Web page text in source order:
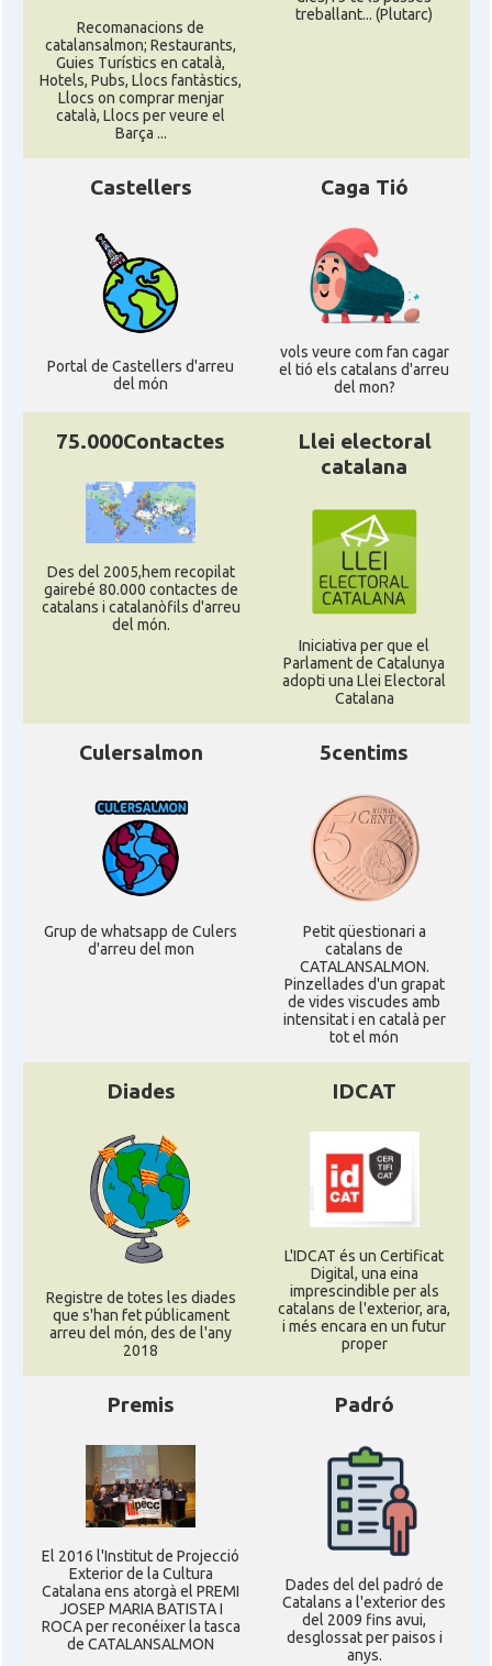
Recomanacions de
catalansalmon; Restaurants,
Guies Turístics en català,
Hotels, Pubs, Llocs fantàstics,
Llocs on comprar menjar
català, Llocs per veure el
Barça ...
treballant... (Plutarc)
Castellers
Portal de Castellers d'arreu
del món
Caga Tió
vols veure com fan cagar
el tió els catalans d'arreu
del mon?
75.000Contactes
Des del 2005,hem recopilat
gairebé 80.000 contactes de
catalans i catalanòfils d'arreu
del món.
Llei electoral
catalana
Iniciativa per que el
Parlament de Catalunya
adopti una Llei Electoral
Catalana
Culersalmon
Grup de whatsapp de Culers
d'arreu del mon
5centims
Petit qüestionari a
catalans de
CATALANSALMON.
Pinzellades d'un grapat
de vides viscudes amb
intensitat i en català per
tot el món
Diades
Registre de totes les diades
que s'han fet públicament
arreu del món, des de l'any
2018
IDCAT
L'IDCAT és un Certificat
Digital, una eina
imprescindible per als
catalans de l'exterior, ara,
i més encara en un futur
proper
Premis
El 2016 l'Institut de Projecció
Exterior de la Cultura
Catalana ens atorgà el PREMI
JOSEP MARIA BATISTA I
ROCA per reconéixer la tasca
de CATALANSALMON
Padró
Dades del del padró de
Catalans a l'exterior des
del 2009 fins avui,
desglossat per paisos i
anys.